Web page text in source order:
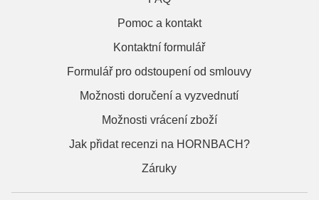
Pomoc a kontakt
Kontaktní formulář
Formulář pro odstoupení od smlouvy
Možnosti doručení a vyzvednutí
Možnosti vrácení zboží
Jak přidat recenzi na HORNBACH?
Záruky